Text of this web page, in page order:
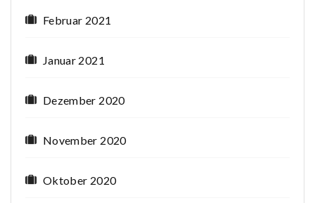
Februar 2021
Januar 2021
Dezember 2020
November 2020
Oktober 2020